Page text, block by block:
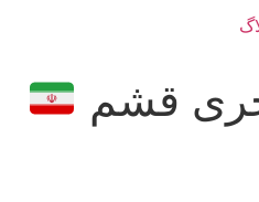
قشم